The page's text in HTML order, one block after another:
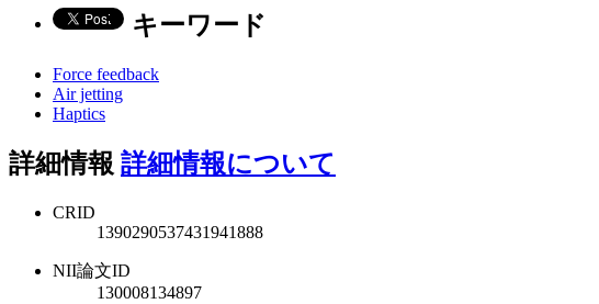
キーワード
Force feedback
Air jetting
Haptics
詳細情報 詳細情報について
CRID
1390290537431941888
NII論文ID
130008134897